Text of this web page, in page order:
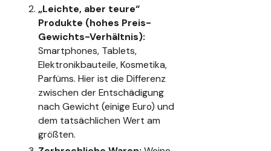
„Leichte, aber teure“
Produkte (hohes Preis-
Gewichts-Verhältnis):
Smartphones, Tablets,
Elektronikbauteile, Kosmetika,
Parfüms. Hier ist die Differenz
zwischen der Entschädigung
nach Gewicht (einige Euro) und
dem tatsächlichen Wert am
größten.